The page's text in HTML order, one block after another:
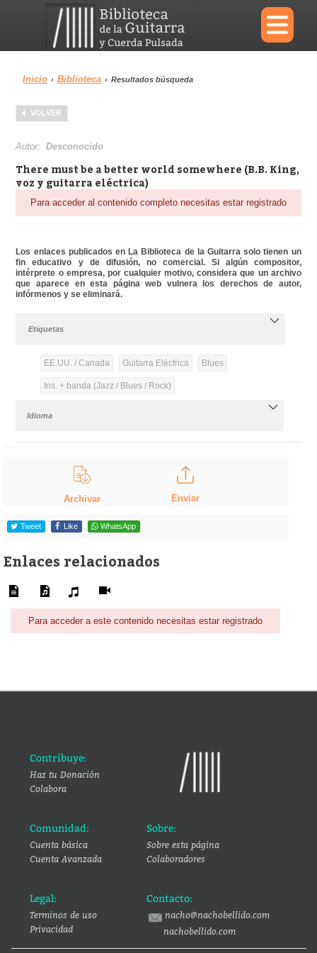
×
Menu
Biblioteca
Área personal Reproductor
Inicio › Biblioteca › Resultados búsqueda
VOLVER
Autor:Desconocido
There must be a better world somewhere (B.B. King,
voz y guitarra eléctrica)
Para acceder al contenido completo necesitas estar registrado
Los enlaces publicados en La Biblioteca de la Guitarra solo tienen un
fin educativo y de difusión, no comercial. Si algún compositor,
intérprete o empresa, por cualquier motivo, considera que un archivo
que aparece en esta página web vulnera los derechos de autor,
infórmenos y se eliminará.
Etiquetas
EE.UU. / Canada Guitarra Eléctrica Blues
Ins. + banda (Jazz / Blues / Rock)
Idioma
Archivar Enviar
Tweet Like WhatsApp
Enlaces relacionados
Para acceder a este contenido necesitas estar registrado
Contribuye:
Haz tu Donación
Colabora
Comunidad:
Cuenta básica
Cuenta Avanzada
Sobre:
Sobre esta página
Colaboradores
Legal:
Terminos de uso
Privacidad
Contacto:
nacho@nachobellido.com
nachobellido.com